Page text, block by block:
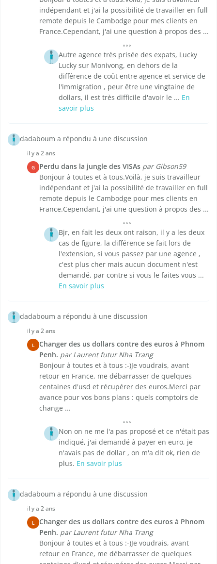
indépendant et j'ai la possibilité de travailler en full
remote depuis le Cambodge pour mes clients en
France.Cependant, j'ai une question à propos des ...
Autre agence très prisée des expats, Lucky
Lucky sur Monivong, en dehors de la
différence de coût entre agence et service de
l'immigration , peur être une vingtaine de
dollars, il est très difficile d'avoir le ... En
savoir plus
dadaboum a répondu à une discussion
il y a 2 ans
G Perdu dans la jungle des VISAs par Gibson59
Bonjour à toutes et à tous.Voilà, je suis travailleur
indépendant et j'ai la possibilité de travailler en full
remote depuis le Cambodge pour mes clients en
France.Cependant, j'ai une question à propos des ...
Bjr, en fait les deux ont raison, il y a les deux
cas de figure, la différence se fait lors de
l'extension, si vous passez par une agence ,
c'est plus cher mais aucun document n'est
demandé, par contre si vous le faites vous ...
En savoir plus
dadaboum a répondu à une discussion
il y a 2 ans
L
Changer des us dollars contre des euros à Phnom
Penh. par Laurent futur Nha Trang
Bonjour à toutes et à tous :-)Je voudrais, avant
retour en France, me débarrasser de quelques
centaines d'usd et récupérer des euros.Merci par
avance pour vos bons plans : quels comptoirs de
change ...
Non on ne me l'a pas proposé et ce n'était pas
indiqué, j'ai demandé à payer en euro, je
n'avais pas de dollar , on m'a dit ok, rien de
plus. En savoir plus
dadaboum a répondu à une discussion
il y a 2 ans
L
Changer des us dollars contre des euros à Phnom
Penh. par Laurent futur Nha Trang
Bonjour à toutes et à tous :-)Je voudrais, avant
retour en France, me débarrasser de quelques